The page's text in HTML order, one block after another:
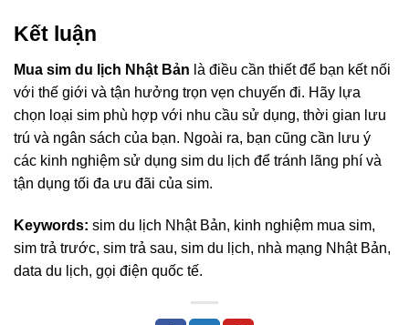
Kết luận
Mua sim du lịch Nhật Bản là điều cần thiết để bạn kết nối
với thế giới và tận hưởng trọn vẹn chuyến đi. Hãy lựa
chọn loại sim phù hợp với nhu cầu sử dụng, thời gian lưu
trú và ngân sách của bạn. Ngoài ra, bạn cũng cần lưu ý
các kinh nghiệm sử dụng sim du lịch để tránh lãng phí và
tận dụng tối đa ưu đãi của sim.
Keywords: sim du lịch Nhật Bản, kinh nghiệm mua sim,
sim trả trước, sim trả sau, sim du lịch, nhà mạng Nhật Bản,
data du lịch, gọi điện quốc tế.